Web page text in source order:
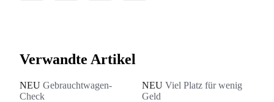
Verwandte Artikel
NEU Gebrauchtwagen-
Check
NEU Viel Platz für wenig
Geld